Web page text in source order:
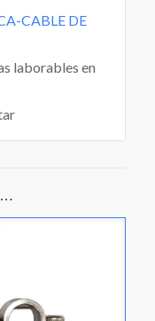
CABLE DE
laborables en